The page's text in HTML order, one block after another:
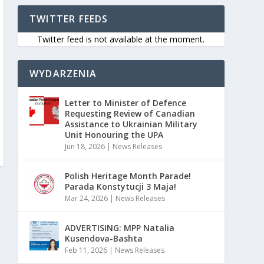
TWITTER FEEDS
Twitter feed is not available at the moment.
WYDARZENIA
Letter to Minister of Defence
Requesting Review of Canadian
Assistance to Ukrainian Military
Unit Honouring the UPA
Jun 18, 2026| News Releases
Polish Heritage Month Parade!
Parada Konstytucji 3 Maja!
Mar 24, 2026| News Releases
ADVERTISING: MPP Natalia
Kusendova-Bashta
Feb 11, 2026| News Releases